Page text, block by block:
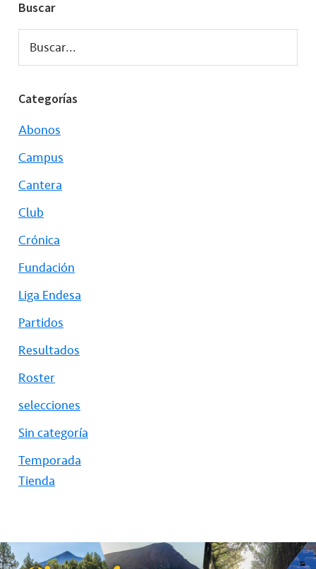
Buscar
Buscar...
Categorías
Abonos
Campus
Cantera
Club
Crónica
Fundación
Liga Endesa
Partidos
Resultados
Roster
selecciones
Sin categoría
Temporada
Tienda